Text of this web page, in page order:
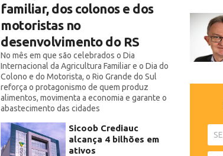
familiar, dos colonos e dos
motoristas no
desenvolvimento do RS
No mês em que são celebrados o Dia
Internacional da Agricultura Familiar e o Dia do
Colono e do Motorista, o Rio Grande do Sul
reforça o protagonismo de quem produz
alimentos, movimenta a economia e garante o
abastecimento das cidades
Sicoob Crediauc
alcança 4 bilhões em
ativos